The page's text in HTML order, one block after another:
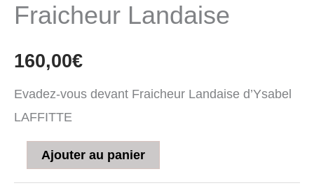
Fraicheur Landaise
160,00€
Evadez-vous devant Fraicheur Landaise d’Ysabel
LAFFITTE
Ajouter au panier